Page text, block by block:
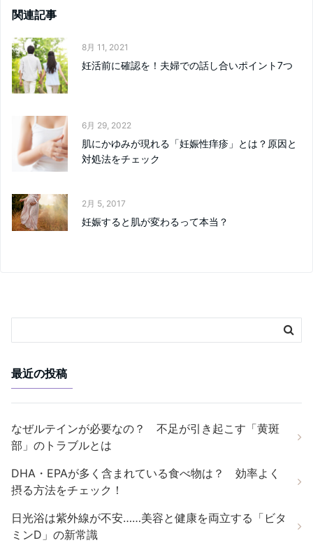
関連記事
8月 11, 2021
妊活前に確認を！夫婦での話し合いポイント7つ
6月 29, 2022
肌にかゆみが現れる「妊娠性痒疹」とは？原因と
対処法をチェック
2月 5, 2017
妊娠すると肌が変わるって本当？
最近の投稿
なぜルテインが必要なの？ 不足が引き起こす「黄斑
部」のトラブルとは
DHA・EPAが多く含まれている食べ物は？ 効率よく
摂る方法をチェック！
日光浴は紫外線が不安……美容と健康を両立する「ビタ
ミンD」の新常識